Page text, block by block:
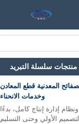
منتجات سلسلة التبريد
المعدنية قطع المعادن
وخدمات الانحناء
إدارة إنتاج كامل، بدءًا
الأولي وحتى التسليم